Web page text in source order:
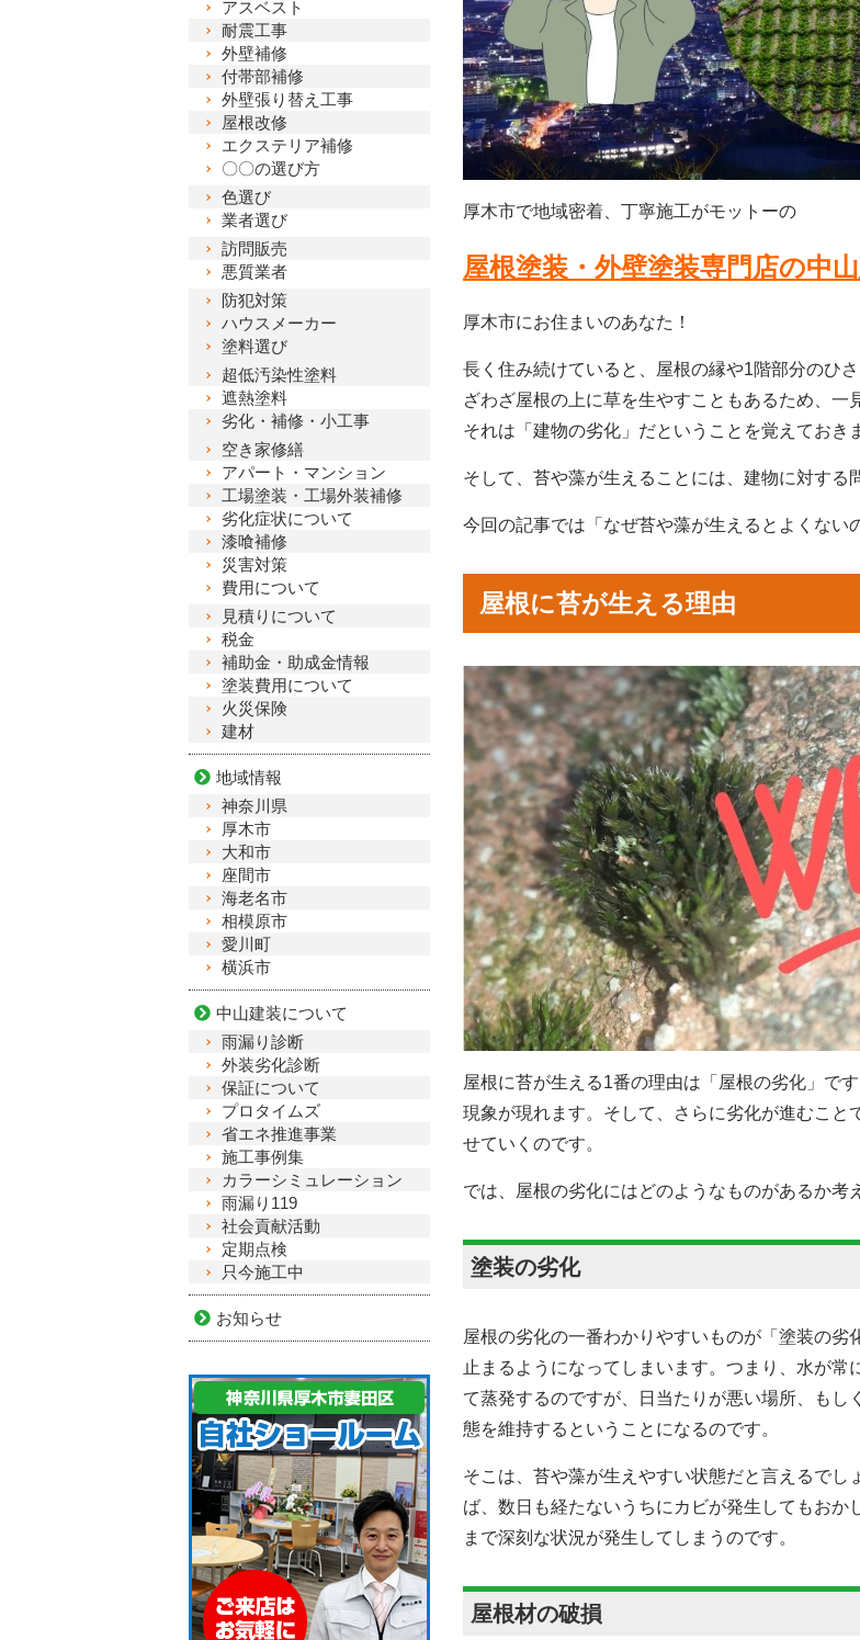
厚木市で地域密着、丁寧施工がモットーの
屋根塗装・外壁塗装専門店の中
厚木市にお住まいのあなた！
長く住み続けていると、屋根の縁や1階部分のひ
ざわざ屋根の上に草を生やすこともあるため、
それは「建物の劣化」だということを覚えておき
そして、苔や藻が生えることには、建物に対する
今回の記事では「なぜ苔や藻が生えるとよくない
屋根に苔が生える理由
屋根に苔が生える1番の理由は「屋根の劣化」で
現象が現れます。そして、さらに劣化が進むこと
せていくのです。
では、屋根の劣化にはどのようなものがあるか考
塗装の劣化
屋根の劣化の一番わかりやすいものが「塗装の
止まるようになってしまいます。つまり、水が
て蒸発するのですが、日当たりが悪い場所、も
態を維持するということになるのです。
そこは、苔や藻が生えやすい状態だと言えるで
ば、数日も経たないうちにカビが発生してもおか
まで深刻な状況が発生してしまうのです。
屋根材の破損
アスベスト
耐震工事
外壁補修
付帯部補修
外壁張り替え工事
屋根改修
エクステリア補修
〇〇の選び方
色選び
業者選び
訪問販売
悪質業者
防犯対策
ハウスメーカー
塗料選び
超低汚染性塗料
遮熱塗料
劣化・補修・小工事
空き家修繕
アパート・マンション
工場塗装・工場外装補修
劣化症状について
漆喰補修
災害対策
費用について
見積りについて
税金
補助金・助成金情報
塗装費用について
火災保険
建材
地域情報
神奈川県
厚木市
大和市
座間市
海老名市
相模原市
愛川町
横浜市
中山建装について
雨漏り診断
外装劣化診断
保証について
プロタイムズ
省エネ推進事業
施工事例集
カラーシミュレーション
雨漏り119
社会貢献活動
定期点検
只今施工中
お知らせ